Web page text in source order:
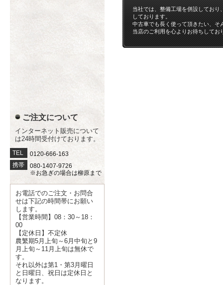
当社では、整備工場を併設してお
しております。
中古車でも長く使って頂きたい、そ
当店のご利用を心よりお待ちしてお
ご注文について
インターネット販売について
は24時間受付けております。
TEL
0120-666-163
携帯
080-1407-9726
※お急ぎの場合は柳原まで
お電話でのご注文・お問合
せは下記の時間帯にお願い
します。
【営業時間】08：30～18：
00
【定休日】不定休
農繁期5月上旬～6月中旬と9
月上旬～11月上旬は無休で
す。
それ以外は第1・第3月曜日
と日曜日、祝日は定休日と
なります。